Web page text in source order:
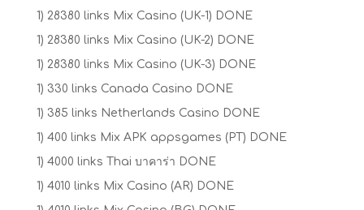
1) 28380 links Mix Casino (UK-1) DONE
1) 28380 links Mix Casino (UK-2) DONE
1) 28380 links Mix Casino (UK-3) DONE
1) 330 links Canada Casino DONE
1) 385 links Netherlands Casino DONE
1) 400 links Mix APK appsgames (PT) DONE
1) 4000 links Thai บาคาร่า DONE
1) 4010 links Mix Casino (AR) DONE